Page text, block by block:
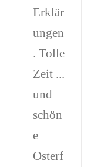
Erklär
ungen
. Tolle
Zeit ...
und
schön
e
Osterf